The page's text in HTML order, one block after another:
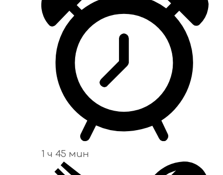
1 ч 45 мин